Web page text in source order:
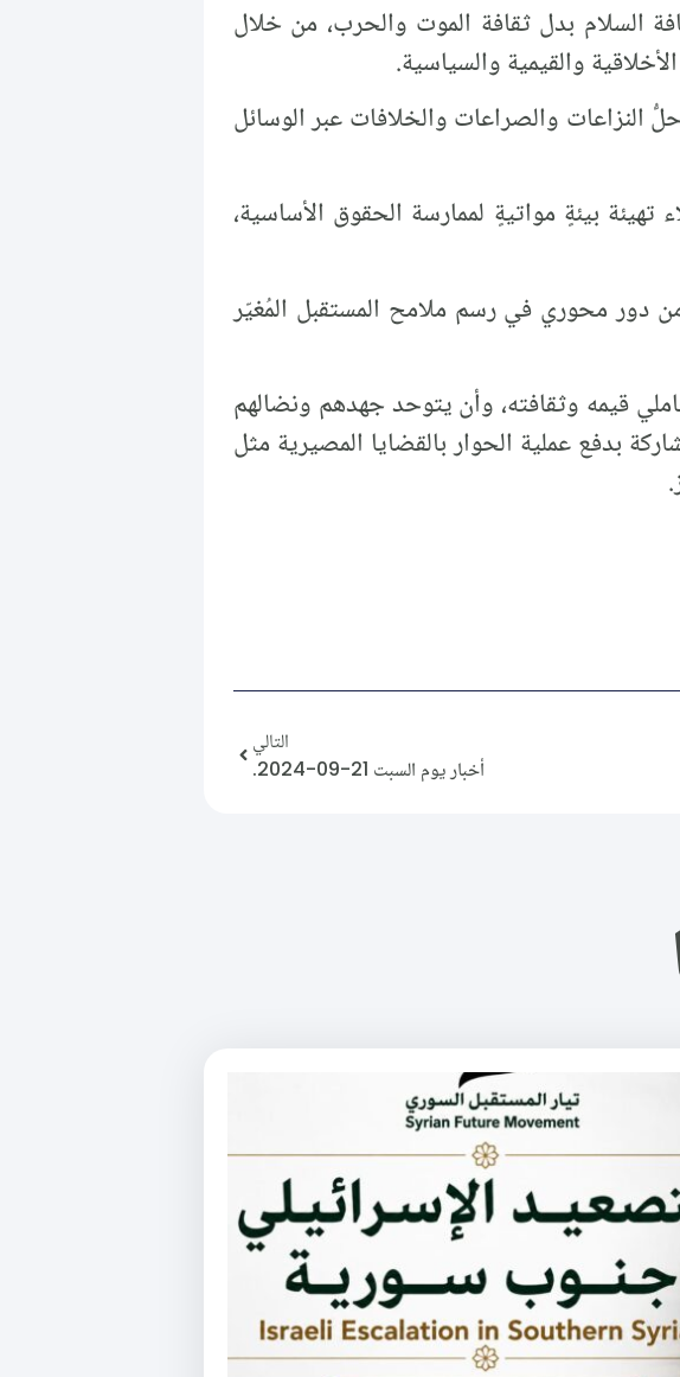
السلام بدل ثقافة الموت والحرب، من خلال
والقيمية والسياسية.
النزاعات والصراعات والخلافات عبر الوسائل
بيئةٍ مواتيةٍ لممارسة الحقوق الأساسية،
من دور محوري في رسم ملامح المستقبل المُغيّر
قيمه وثقافته، وأن يتوحد جهدهم ونضالهم
بدفع عملية الحوار بالقضايا المصيرية مثل
التالي
أخبار يوم السبت 21-09-2024.